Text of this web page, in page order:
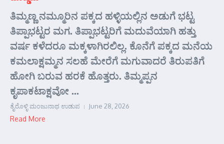
ತಿಮ್ಮಣ್ಣ ನಮ್ಮೂರಿನ ಪಕ್ಕದ ಹಳ್ಳಿಯಲ್ಲಿನ ಅಡುಗೆ ಭಟ್ಟ
ತಿಪ್ಪಾಭಟ್ಟರ ಮಗ. ತಿಪ್ಪಾಭಟ್ಟರಿಗೆ ಮದುವೆಯಾಗಿ ಹತ್ತು
ವರ್ಷ ಕಳೆದರೂ ಮಕ್ಕಳಾಗಿರಲಿಲ್ಲ. ಕೊನೆಗೆ ಪಕ್ಕದ ಮನೆಯ
ಕಮಲಾಕ್ಷಮ್ಮನ ಸಲಹೆ ಮೇರೆಗೆ ಮಗುವಾದರೆ ತಿರುಪತಿಗೆ
ಹೋಗಿ ಬರುವ ಹರಕೆ ಹೊತ್ತರು. ತಿಮ್ಮಪ್ಪನ
ಕೃಪಾಕಟಾಕ್ಷವೋ ...
ತೈರೊಳ್ಳಿ ಮಂಜುನಾಥ ಉಡುಪ June 28, 2026
Read More